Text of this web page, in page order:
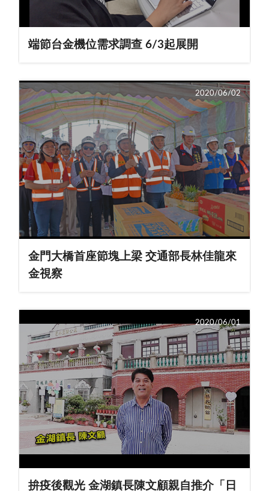
端節台金機位需求調查 6/3起展開
金門大橋首座節塊上梁 交通部長林佳龍來
金視察
2020/06/02
拚疫後觀光 金湖鎮長陳文顧親自推介「日
2020/06/01